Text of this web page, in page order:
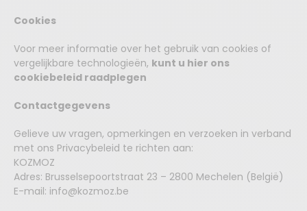
Cookies
Voor meer informatie over het gebruik van cookies of
vergelijkbare technologieën, kunt u hier ons
cookiebeleid raadplegen
Contactgegevens
Gelieve uw vragen, opmerkingen en verzoeken in verband
met ons Privacybeleid te richten aan:
KOZMOZ
Adres: Brusselsepoortstraat 23 – 2800 Mechelen (België)
E-mail: info@kozmoz.be